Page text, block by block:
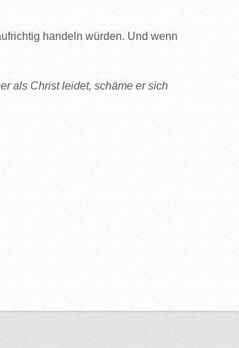
handeln würden. Und wenn
als Christ leidet, schäme er sich